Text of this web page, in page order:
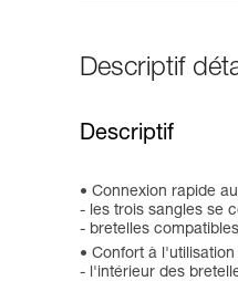
Descriptif
Descriptif
Connexion rapide
- les trois sangles se
- bretelles
Confort à l'utilisation
- l'intérieur des